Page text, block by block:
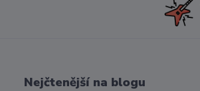
Nejčtenější na blogu